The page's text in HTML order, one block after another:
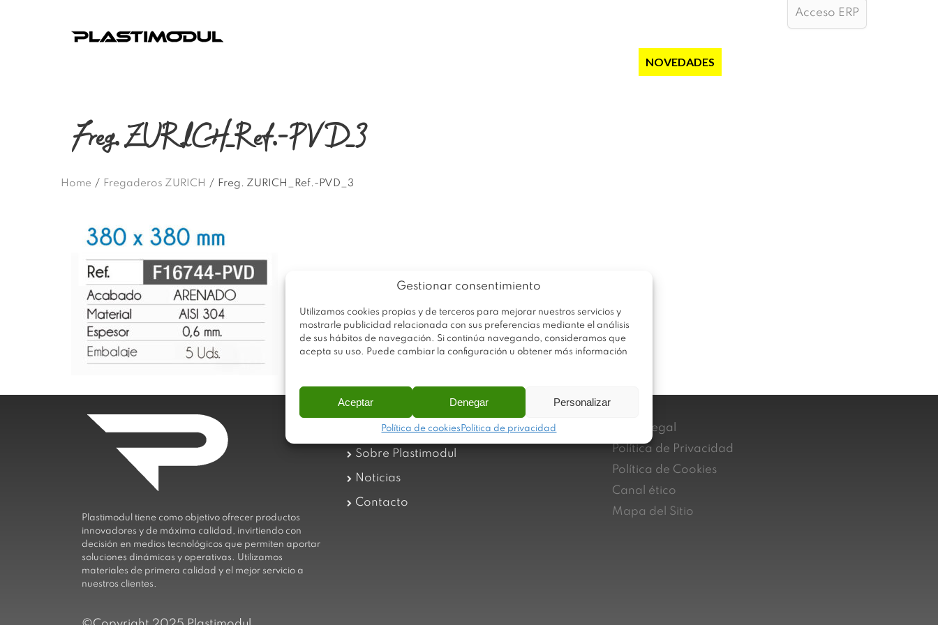
Gestionar consentimiento
Utilizamos cookies propias y de terceros para mejorar nuestros servicios y
mostrarle publicidad relacionada con sus preferencias mediante el análisis
de sus hábitos de navegación. Si continúa navegando, consideramos que
acepta su uso. Puede cambiar la configuración u obtener más información
Aceptar Denegar Personalizar
Política de cookies Política de privacidad
Acceso ERP
NOVEDADES
Freg. ZURICH_Ref.-PVD_3
Home / Fregaderos ZURICH / Freg. ZURICH_Ref.-PVD_3
Plastimodul tiene como objetivo ofrecer productos
innovadores y de máxima calidad, invirtiendo con
decisión en medios tecnológicos que permiten aportar
soluciones dinámicas y operativas. Utilizamos
materiales de primera calidad y el mejor servicio a
nuestros clientes.
Trabaja con nosotros
Sobre Plastimodul
Noticias
Contacto
Aviso Legal
Política de Privacidad
Política de Cookies
Canal ético
Mapa del Sitio